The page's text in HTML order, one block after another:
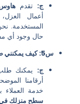
ج: تقدم
أعمال
المستخدمة.
حال وجود أي
س5: كيف يمكنني طلب خدمة عزل الأسطح بتبوك؟
ج: يمكنك
أرقامنا
خدمة العملاء
سطح منزلك في